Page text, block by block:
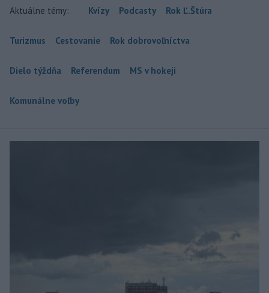
Aktuálne témy: Kvízy Podcasty Rok Ľ.Štúra
Turizmus Cestovanie Rok dobrovoľníctva
Dielo týždňa Referendum MS v hokeji
Komunálne voľby